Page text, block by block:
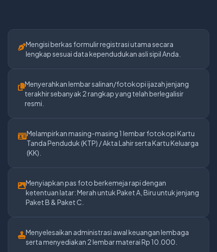
Mengisi berkas formulir registrasi utama secara
lengkap sesuai data kependudukan asli sipil Anda.
Menyerahkan lembar salinan/fotokopi ijazah jenjang
terakhir sebanyak 2 rangkap yang telah berlegalisir
resmi.
Melampirkan masing-masing 1 lembar fotokopi Kartu
Tanda Penduduk (KTP) / Akta Lahir serta Kartu Keluarga
(KK).
Menyiapkan pas foto berkemeja rapi dengan
ketentuan latar: Merah untuk Paket A, Biru untuk jenjang
Paket B & Paket C.
Menyelesaikan administrasi awal keuangan lembaga
serta menyediakan 2 lembar materai Rp 10.000.